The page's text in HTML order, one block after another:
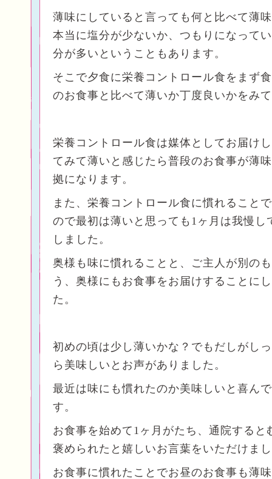
薄味にしていると言っても何と比べて薄
本当に塩分が少ないか、つもりになって
分が多いということもあります。
そこで夕食に栄養コントロール食をまず
のお食事と比べて薄いか丁度良いかをみ
栄養コントロール食は媒体としてお届け
てみて薄いと感じたら普段のお食事が薄
拠になります。
また、栄養コントロール食に慣れること
ので最初は薄いと思っても1ヶ月は我慢し
しました。
奥様も味に慣れることと、ご主人が別の
う、奥様にもお食事をお届けすることに
た。
初めの頃は少し薄いかな？でもだしがし
ら美味しいとお声がありました。
最近は味にも慣れたのか美味しいと喜ん
す。
お食事を始めて1ヶ月がたち、通院すると
褒められたと嬉しいお言葉をいただけま
お食事に慣れたことでお昼のお食事も薄